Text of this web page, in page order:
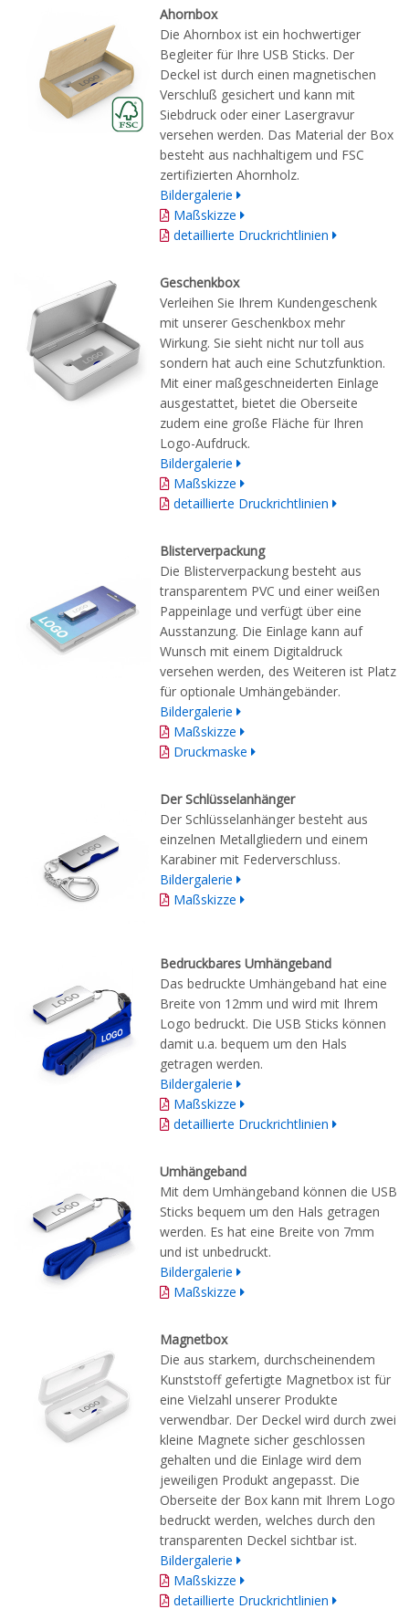
Ahornbox
Die Ahornbox ist ein hochwertiger
Begleiter für Ihre USB Sticks. Der
Deckel ist durch einen magnetischen
Verschluß gesichert und kann mit
Siebdruck oder einer Lasergravur
versehen werden. Das Material der Box
besteht aus nachhaltigem und FSC
zertifizierten Ahornholz.
Bildergalerie
Maßskizze
detaillierte Druckrichtlinien
Geschenkbox
Verleihen Sie Ihrem Kundengeschenk
mit unserer Geschenkbox mehr
Wirkung. Sie sieht nicht nur toll aus
sondern hat auch eine Schutzfunktion.
Mit einer maßgeschneiderten Einlage
ausgestattet, bietet die Oberseite
zudem eine große Fläche für Ihren
Logo-Aufdruck.
Bildergalerie
Maßskizze
detaillierte Druckrichtlinien
Blisterverpackung
Die Blisterverpackung besteht aus
transparentem PVC und einer weißen
Pappeinlage und verfügt über eine
Ausstanzung. Die Einlage kann auf
Wunsch mit einem Digitaldruck
versehen werden, des Weiteren ist Platz
für optionale Umhängebänder.
Bildergalerie
Maßskizze
Druckmaske
Der Schlüsselanhänger
Der Schlüsselanhänger besteht aus
einzelnen Metallgliedern und einem
Karabiner mit Federverschluss.
Bildergalerie
Maßskizze
Bedruckbares Umhängeband
Das bedruckte Umhängeband hat eine
Breite von 12mm und wird mit Ihrem
Logo bedruckt. Die USB Sticks können
damit u.a. bequem um den Hals
getragen werden.
Bildergalerie
Maßskizze
detaillierte Druckrichtlinien
Umhängeband
Mit dem Umhängeband können die USB
Sticks bequem um den Hals getragen
werden. Es hat eine Breite von 7mm
und ist unbedruckt.
Bildergalerie
Maßskizze
Magnetbox
Die aus starkem, durchscheinendem
Kunststoff gefertigte Magnetbox ist für
eine Vielzahl unserer Produkte
verwendbar. Der Deckel wird durch zwei
kleine Magnete sicher geschlossen
gehalten und die Einlage wird dem
jeweiligen Produkt angepasst. Die
Oberseite der Box kann mit Ihrem Logo
bedruckt werden, welches durch den
transparenten Deckel sichtbar ist.
Bildergalerie
Maßskizze
detaillierte Druckrichtlinien